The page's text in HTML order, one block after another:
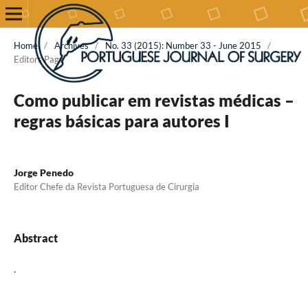
Home / Archives / No. 33 (2015): Number 33 - June 2015
/
Editors Page
Como publicar em revistas médicas –
regras básicas para autores I
Jorge Penedo
Editor Chefe da Revista Portuguesa de Cirurgia
Abstract
.